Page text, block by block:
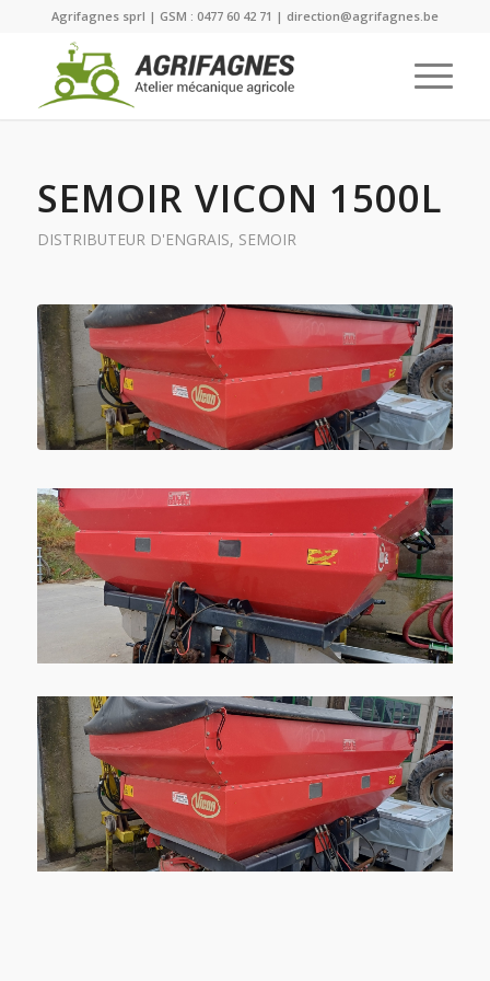
Agrifagnes sprl | GSM : 0477 60 42 71 | direction@agrifagnes.be
SEMOIR VICON 1500L
DISTRIBUTEUR D'ENGRAIS, SEMOIR